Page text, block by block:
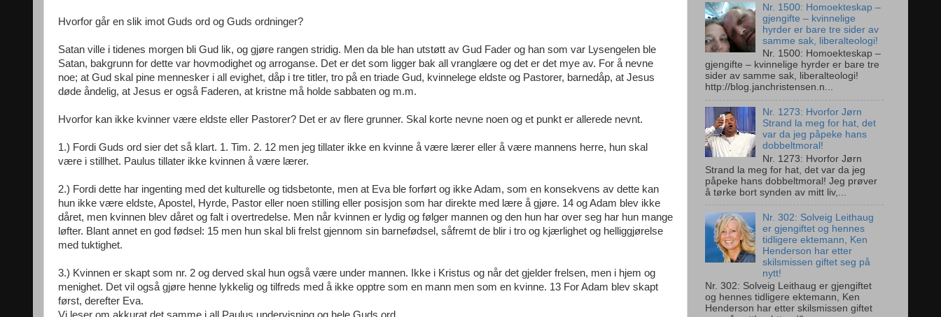
Hvorfor går en slik imot Guds ord og Guds ordninger?
Satan ville i tidenes morgen bli Gud lik, og gjøre rangen stridig. Men da ble han utstøtt av Gud Fader og han som var Lysengelen ble
Satan, bakgrunn for dette var hovmodighet og arroganse. Det er det som ligger bak all vranglære og det er det mye av. For å nevne
noe; at Gud skal pine mennesker i all evighet, dåp i tre titler, tro på en triade Gud, kvinnelege eldste og Pastorer, barnedåp, at Jesus
døde åndelig, at Jesus er også Faderen, at kristne må holde sabbaten og m.m.
Hvorfor kan ikke kvinner være eldste eller Pastorer? Det er av flere grunner. Skal korte nevne noen og et punkt er allerede nevnt.
1.) Fordi Guds ord sier det så klart. 1. Tim. 2. 12 men jeg tillater ikke en kvinne å være lærer eller å være mannens herre, hun skal
være i stillhet. Paulus tillater ikke kvinnen å være lærer.
2.) Fordi dette har ingenting med det kulturelle og tidsbetonte, men at Eva ble forført og ikke Adam, som en konsekvens av dette kan
hun ikke være eldste, Apostel, Hyrde, Pastor eller noen stilling eller posisjon som har direkte med lære å gjøre. 14 og Adam blev ikke
dåret, men kvinnen blev dåret og falt i overtredelse. Men når kvinnen er lydig og følger mannen og den hun har over seg har hun mange
løfter. Blant annet en god fødsel: 15 men hun skal bli frelst gjennom sin barnefødsel, såfremt de blir i tro og kjærlighet og helliggjørelse
med tuktighet.
3.) Kvinnen er skapt som nr. 2 og derved skal hun også være under mannen. Ikke i Kristus og når det gjelder frelsen, men i hjem og
menighet. Det vil også gjøre henne lykkelig og tilfreds med å ikke opptre som en mann men som en kvinne. 13 For Adam blev skapt
først, derefter Eva.
Nr. 1500: Homoekteskap –
gjengifte – kvinnelige
hyrder er bare tre sider av
samme sak, liberalteologi!
Nr. 1500: Homoekteskap –
gjengifte – kvinnelige hyrder er bare tre
sider av samme sak, liberalteologi!
http://blog.janchristensen.n...
Nr. 1273: Hvorfor Jørn
Strand la meg for hat, det
var da jeg påpeke hans
dobbeltmoral!
Nr. 1273: Hvorfor Jørn
Strand la meg for hat, det var da jeg
påpeke hans dobbeltmoral! Jeg prøver
å tørke bort synden av mitt liv,...
Nr. 302: Solveig Leithaug
er gjengiftet og hennes
tidligere ektemann, Ken
Henderson har etter
skilsmissen giftet seg på
nytt!
Nr. 302: Solveig Leithaug er gjengiftet
og hennes tidligere ektemann, Ken
Henderson har etter skilsmissen giftet